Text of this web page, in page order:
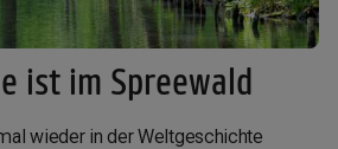
ist im Spreewald
wieder in der Weltgeschichte